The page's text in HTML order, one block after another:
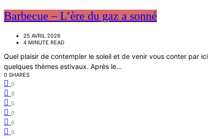
Barbecue – L’ère du gaz a sonné
25 AVRIL 2026
4 MINUTE READ
Quel plaisir de contempler le soleil et de venir vous conter par ici
quelques thèmes estivaux. Après le…
0 SHARES
0
0
0
0
0
0